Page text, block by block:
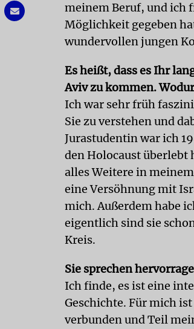
meinem Beruf, und ich
Möglichkeit gegeben
wundervollen jungen
Es heißt, dass es Ihr
Aviv zu kommen.
Ich war sehr früh
Sie zu verstehen und
Jurastudentin war ich
den Holocaust
alles Weitere in
eine Versöhnung mit
mich. Außerdem habe
eigentlich sind sie
Kreis.
Sie sprechen
Ich finde, es ist eine
Geschichte. Für mich
verbunden und Teil